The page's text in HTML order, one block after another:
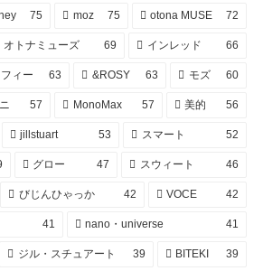
75 moz 75 otona MUSE 72
オトナミューズ 69 インレッド 66
フィー 63 &ROSY 63 モズ 60
57 MonoMax 57 美的 56
jillstuart 53 スマート 52
グロー 47 スウィート 46
びじんひゃっか 42 VOCE 42
41 nano・universe 41
ジル・スチュアート 39 BITEKI 39